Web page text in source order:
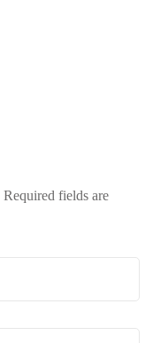
Required fields are